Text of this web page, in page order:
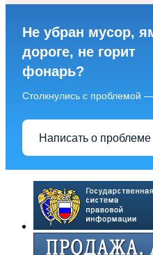
Не убран мусор,
дороге, не горит
фонарь?
Столкнулись с проблемой
Написать о проблеме